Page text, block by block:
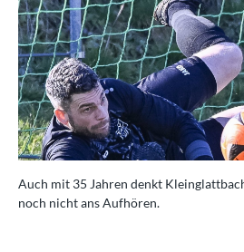
Auch mit 35 Jahren denkt
noch nicht ans Aufhören.